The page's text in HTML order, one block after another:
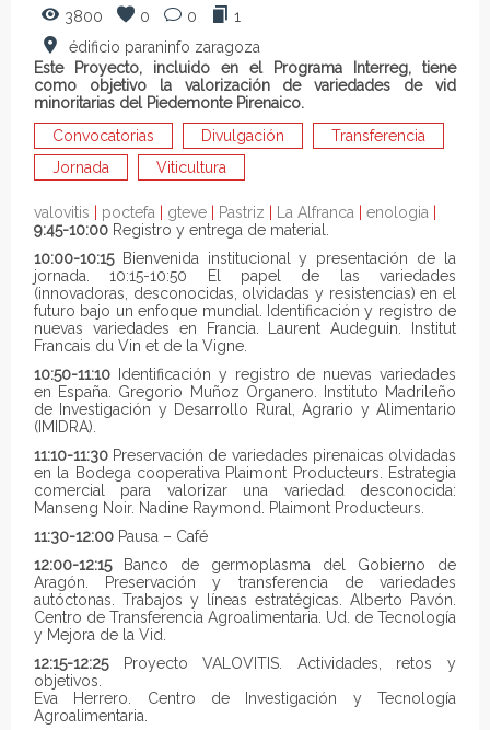
3800
0 0
1
édificio paraninfo zaragoza
Este Proyecto, incluido en el Programa Interreg, tiene
como objetivo la valorización de variedades de vid
minoritarias del Piedemonte Pirenaico.
Convocatorias
Divulgación
Transferencia
Jornada
Viticultura
valovitis poctefa gteve Pastriz La Alfranca enologia
9:45-10:00 Registro y entrega de material.
10:00-10:15Bienvenida institucional y presentación de la
jornada. 10:15-10:50 El papel de las variedades
(innovadoras, desconocidas, olvidadas y resistencias) en el
futuro bajo un enfoque mundial. Identificación y registro de
nuevas variedades en Francia. Laurent Audeguin. Institut
Francais du Vin et de la Vigne.
10:50-11:10 Identificación y registro de nuevas variedades
en España. Gregorio Muñoz Organero. Instituto Madrileño
de Investigación y Desarrollo Rural, Agrario y Alimentario
(IMIDRA).
11:10-11:30 Preservación de variedades pirenaicas olvidadas
en la Bodega cooperativa Plaimont Producteurs. Estrategia
comercial para valorizar una variedad desconocida:
Manseng Noir. Nadine Raymond. Plaimont Producteurs.
11:30-12:00 Pausa – Café
12:00-12:15Banco de germoplasma del Gobierno de
Aragón. Preservación y transferencia de variedades
autóctonas. Trabajos y líneas estratégicas. Alberto Pavón.
Centro de Transferencia Agroalimentaria. Ud. de Tecnología
y Mejora de la Vid.
12:15-12:25Proyecto VALOVITIS. Actividades, retos y
objetivos.
Eva Herrero. Centro de Investigación y Tecnología
Agroalimentaria.